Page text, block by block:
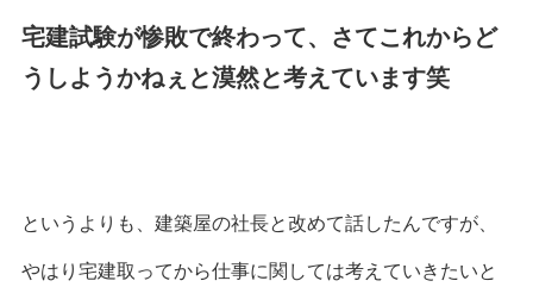
宅建試験が惨敗で終わって、さてこれからど
うしようかねぇと漠然と考えています笑
というよりも、建築屋の社長と改めて話したんですが、
やはり宅建取ってから仕事に関しては考えていきたいと